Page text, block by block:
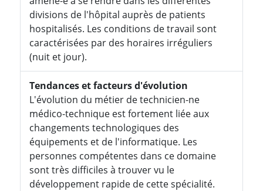
divisions de l'hôpital auprès de patients
hospitalisés. Les conditions de travail sont
caractérisées par des horaires irréguliers
(nuit et jour).
Tendances et facteurs d'évolution
L'évolution du métier de technicien-ne
médico-technique est fortement liée aux
changements technologiques des
équipements et de l'informatique. Les
personnes compétentes dans ce domaine
sont très difficiles à trouver vu le
développement rapide de cette spécialité.